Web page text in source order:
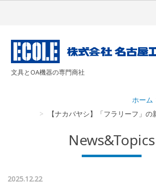
文具とOA機器の専門商社
ホーム
【ナカバヤシ】「フラリーフ」の
News&Topics
2025.12.22